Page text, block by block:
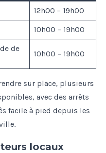
12h00 – 19h00
10h00 – 19h00
de
10h00 – 19h00
sur place, plusieurs
avec des arrêts
facile à pied depuis les
locaux